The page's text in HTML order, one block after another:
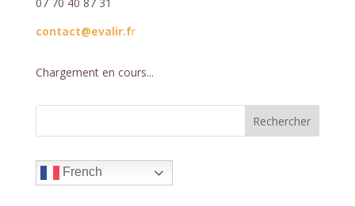
07 70 40 87 31
contact@evalir.fr
Chargement en cours...
French